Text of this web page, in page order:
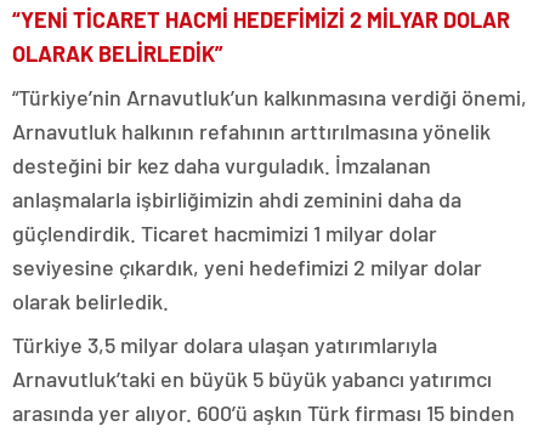
“YENİ TİCARET HACMİ HEDEFİMİZİ 2 MİLYAR DOLAR
OLARAK BELİRLEDİK”
“Türkiye’nin Arnavutluk’un kalkınmasına verdiği önemi,
Arnavutluk halkının refahının arttırılmasına yönelik
desteğini bir kez daha vurguladık. İmzalanan
anlaşmalarla işbirliğimizin ahdi zeminini daha da
güçlendirdik. Ticaret hacmimizi 1 milyar dolar
seviyesine çıkardık, yeni hedefimizi 2 milyar dolar
olarak belirledik.
Türkiye 3,5 milyar dolara ulaşan yatırımlarıyla
Arnavutluk’taki en büyük 5 büyük yabancı yatırımcı
arasında yer alıyor. 600’ü aşkın Türk firması 15 binden